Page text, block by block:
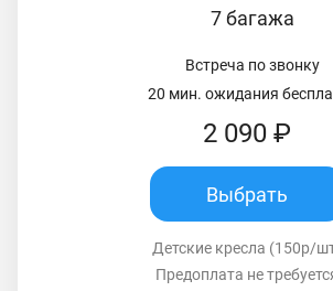
7 багажа
Встреча по звонку
20 мин. ожидания
2 090 ₽
Выбрать
Детские кресла (150р/
Предоплата не